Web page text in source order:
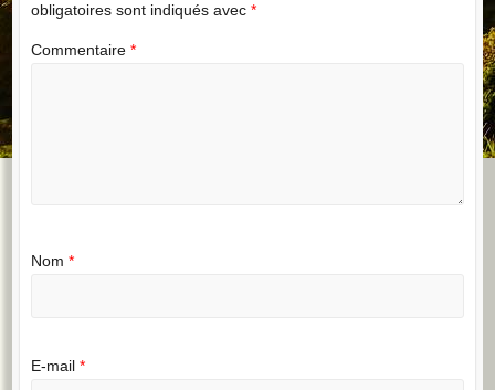
obligatoires sont indiqués avec *
Commentaire *
Nom *
E-mail *